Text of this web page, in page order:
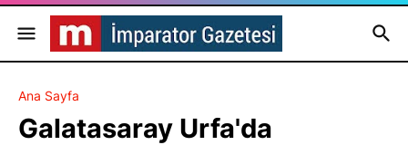
Ana Sayfa
Galatasaray Urfa'da